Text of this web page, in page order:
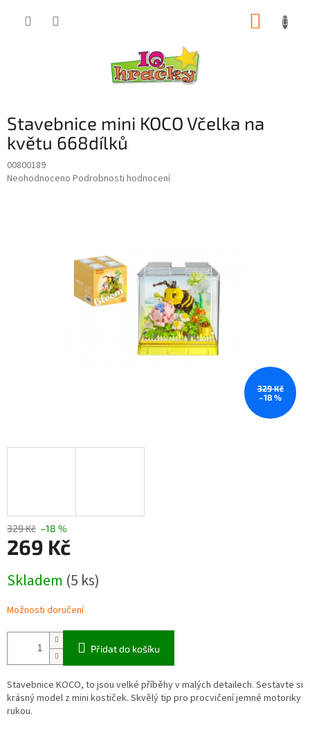
Stavebnice mini KOCO Včelka na
květu 668dílků
00800189
Průměrné
Neohodnoceno Podrobnosti hodnocení
329 Kč
–18 %
329 Kč –18 %
269 Kč
cena:
Skladem (5 ks)
Možnosti doručení
Přidat do košíku
Stavebnice KOCO, to jsou velké příběhy v malých detailech. Sestavte si
krásný model z mini kostiček. Skvělý tip pro procvičení jemné motoriky
rukou.